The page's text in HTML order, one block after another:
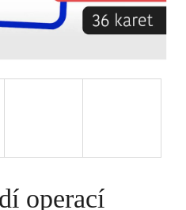
operací